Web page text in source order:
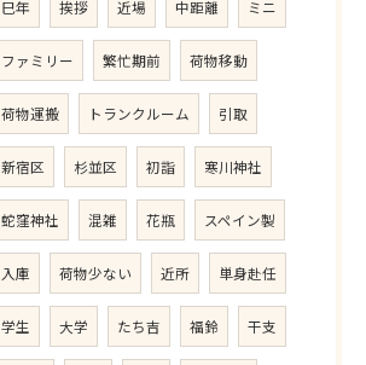
巳年 挨拶 近場 中距離 ミニ
ファミリー 繁忙期前 荷物移動
荷物運搬 トランクルーム 引取
新宿区 杉並区 初詣 寒川神社
蛇窪神社 混雑 花瓶 スペイン製
入庫 荷物少ない 近所 単身赴任
学生 大学 たち吉 福鈴 干支